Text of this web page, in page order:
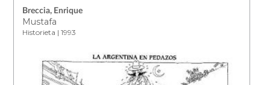
Breccia, Enrique
Mustafa
Historieta | 1993